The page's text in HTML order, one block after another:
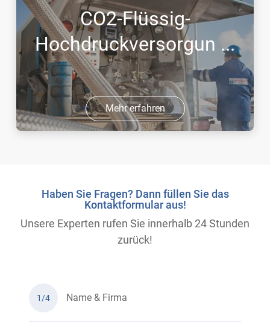
CO2-Flüssig-
Hochdruckversorgun ...
Mehr erfahren
Haben Sie Fragen? Dann füllen Sie das
Kontaktformular aus!
Unsere Experten rufen Sie innerhalb 24 Stunden
zurück!
1/4 Name & Firma